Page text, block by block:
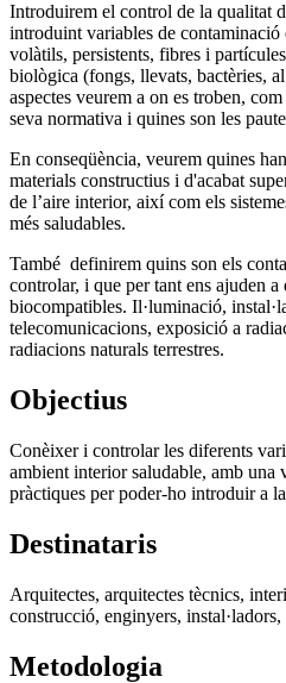
Introduirem el control de la qualitat
introduint variables de contaminació
volàtils, persistents, fibres i
biològica (fongs, llevats, bactèries,
aspectes veurem a on es troben,
seva normativa i quines son les
En conseqüència, veurem quines
materials constructius i d'acabat
de l’aire interior, així com els
més saludables.
També definirem quins son els
controlar, i que per tant ens ajuden a
biocompatibles. Il·luminació,
telecomunicacions, exposició a
radiacions naturals terrestres.
Objectius
Conèixer i controlar les diferents
ambient interior saludable, amb una
pràctiques per poder-ho introduir a
Destinataris
Arquitectes, arquitectes tècnics,
construcció, enginyers,
Metodologia